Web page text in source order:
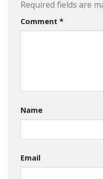
Required fields are
Comment *
Name
Email